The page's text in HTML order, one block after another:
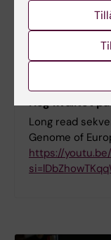
Hög kvalitet på
Long read
Genome of
https://